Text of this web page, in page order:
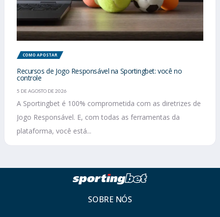
COMO APOSTAR
Recursos de Jogo Responsável na Sportingbet: você no
controle
5 DE AGOSTO DE 2026
A Sportingbet é 100% comprometida com as diretrizes de
Jogo Responsável. E, com todas as ferramentas da
plataforma, você está...
SOBRE NÓS